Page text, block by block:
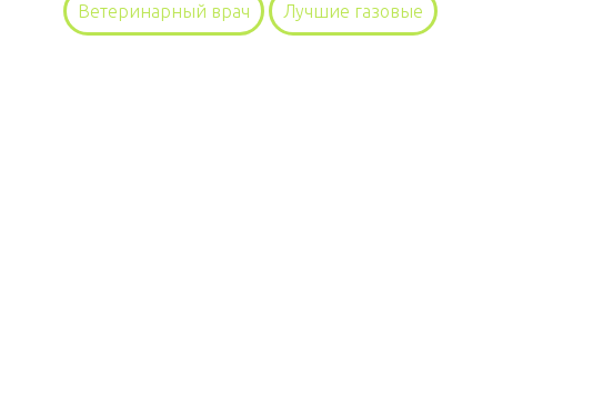
Ветеринарный врач Лучшие газовые